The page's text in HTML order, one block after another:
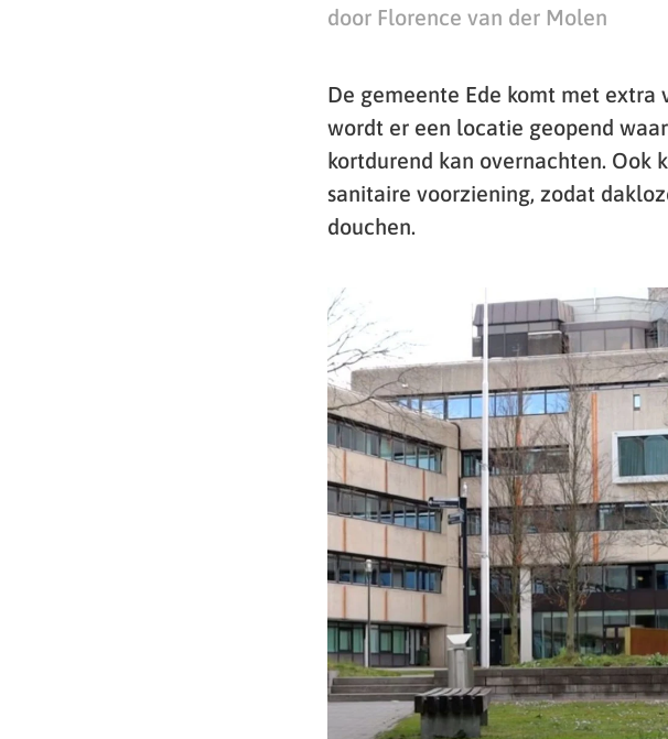
door Florence van der Molen
De gemeente Ede komt met
wordt er een locatie geopend
kortdurend kan overnachten. Ook
sanitaire voorziening, zodat
douchen.